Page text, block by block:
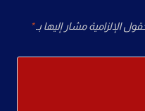
الإلزامية مشار إليها بـ*